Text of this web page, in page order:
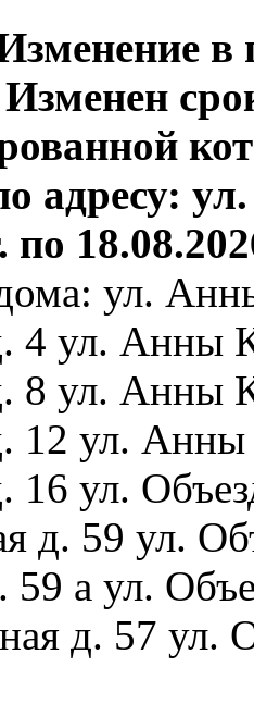
в
адресу:
по
ул.
4 ул. Анны
8 ул. Анны
12 ул.
16 ул.
д. 59 ул.
59 а ул.
д. 57 ул.